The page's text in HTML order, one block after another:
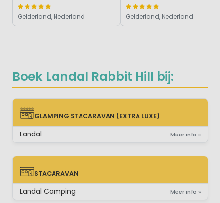
Boek Landal Rabbit Hill bij:
GLAMPING STACARAVAN (EXTRA LUXE)
GLAMPING STACARAVAN (EXTRA LUXE)
Landal Meer info »
STACARAVAN
STACARAVAN
Landal Camping Meer info »
Gelderland, Nederland Gelderland, Nederland